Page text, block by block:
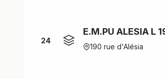
24
E.M.PU ALESIA L
190 rue d'Alésia